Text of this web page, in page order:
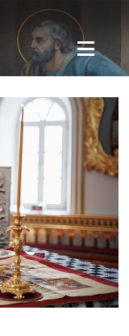
в Ульяновске